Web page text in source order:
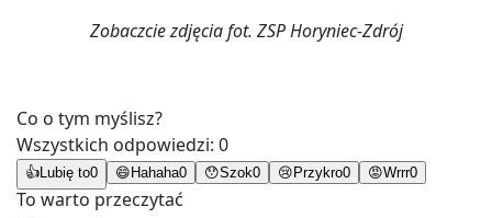
Zobaczcie zdjęcia fot. ZSP Horyniec-Zdrój
Co o tym myślisz?
Wszystkich odpowiedzi: 0
👍 Lubię to0 😄 Hahaha0 😯Szok0 😢 Przykro0 😡Wrrr0
To warto przeczytać